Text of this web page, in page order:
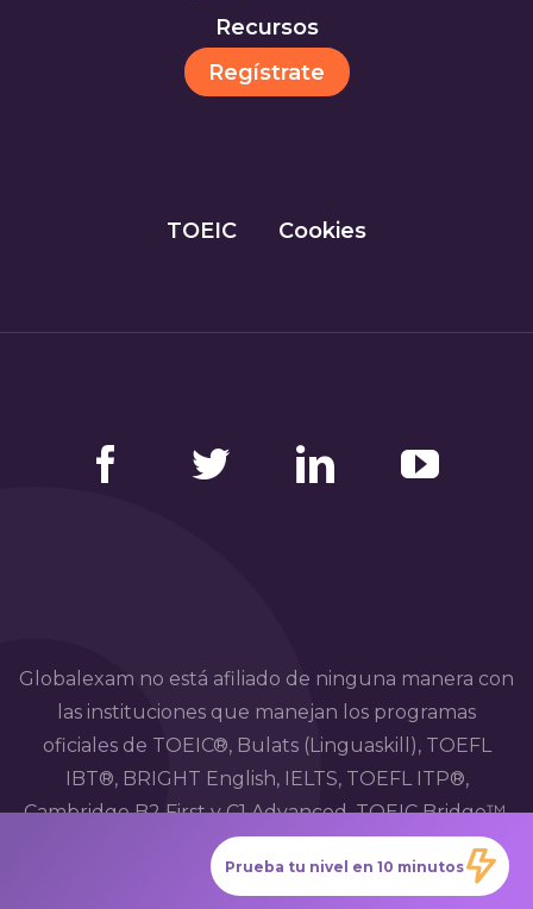
Prueba tu nivel en 10 minutos
Recursos
Regístrate
TOEIC Cookies
Globalexam no está afiliado de ninguna manera con
las instituciones que manejan los programas
oficiales de TOEIC®, Bulats (Linguaskill), TOEFL
IBT®, BRIGHT English, IELTS, TOEFL ITP®,
Cambridge B2 First y C1 Advanced, TOEIC Bridge™,
HSK®, BRIGHT Español, DELE, DELF, TCF, BRIGHT
Deutsch y WiDaF.